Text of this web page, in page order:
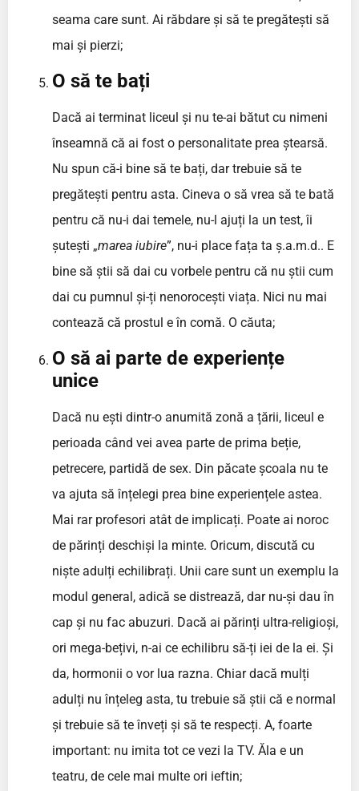
seama care sunt. Ai răbdare și să te pregătești să
mai și pierzi;
O să te bați
Dacă ai terminat liceul și nu te-ai bătut cu nimeni
înseamnă că ai fost o personalitate prea ștearsă.
Nu spun că-i bine să te bați, dar trebuie să te
pregătești pentru asta. Cineva o să vrea să te bată
pentru că nu-i dai temele, nu-l ajuți la un test, îi
șutești „marea iubire”, nu-i place fața ta ș.a.m.d.. E
bine să știi să dai cu vorbele pentru că nu știi cum
dai cu pumnul și-ți nenorocești viața. Nici nu mai
contează că prostul e în comă. O căuta;
O să ai parte de experiențe
unice
Dacă nu ești dintr-o anumită zonă a țării, liceul e
perioada când vei avea parte de prima beție,
petrecere, partidă de sex. Din păcate școala nu te
va ajuta să înțelegi prea bine experiențele astea.
Mai rar profesori atât de implicați. Poate ai noroc
de părinți deschiși la minte. Oricum, discută cu
niște adulți echilibrați. Unii care sunt un exemplu la
modul general, adică se distrează, dar nu-și dau în
cap și nu fac abuzuri. Dacă ai părinți ultra-religioși,
ori mega-bețivi, n-ai ce echilibru să-ți iei de la ei. Și
da, hormonii o vor lua razna. Chiar dacă mulți
adulți nu înțeleg asta, tu trebuie să știi că e normal
și trebuie să te înveți și să te respecți. A, foarte
important: nu imita tot ce vezi la TV. Ăla e un
teatru, de cele mai multe ori ieftin;